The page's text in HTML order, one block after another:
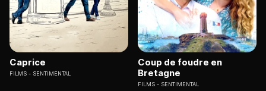
Caprice
FILMS SENTIMENTAL
Coup de foudre en
Bretagne
FILMS SENTIMENTAL